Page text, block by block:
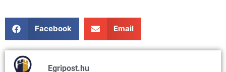
Facebook Email
Egripost.hu